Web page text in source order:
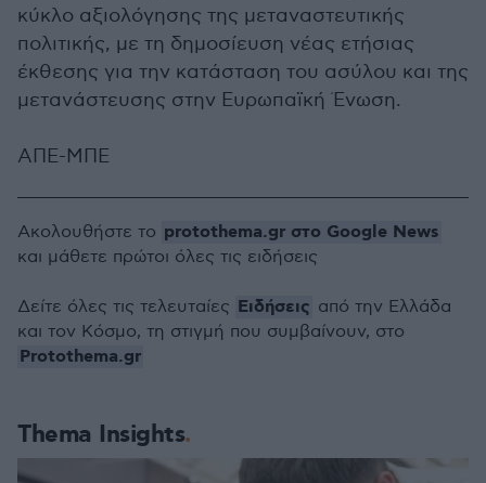
κύκλο αξιολόγησης της μεταναστευτικής
πολιτικής, με τη δημοσίευση νέας ετήσιας
έκθεσης για την κατάσταση του ασύλου και της
μετανάστευσης στην Ευρωπαϊκή Ένωση.
ΑΠΕ-ΜΠΕ
Thema Insights
Ακολουθήστε το protothema.gr στο Google News
και μάθετε πρώτοι όλες τις ειδήσεις
Δείτε όλες τις τελευταίες Ειδήσεις από την Ελλάδα
και τον Κόσμο, τη στιγμή που συμβαίνουν, στο
Protothema.gr